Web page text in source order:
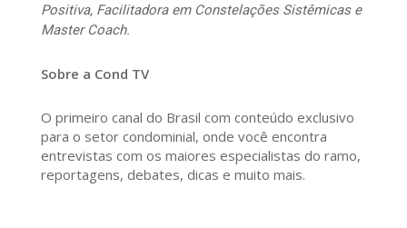
Positiva, Facilitadora em Constelações Sistêmicas e
Master Coach.
Sobre a Cond TV
O primeiro canal do Brasil com conteúdo exclusivo
para o setor condominial, onde você encontra
entrevistas com os maiores especialistas do ramo,
reportagens, debates, dicas e muito mais.